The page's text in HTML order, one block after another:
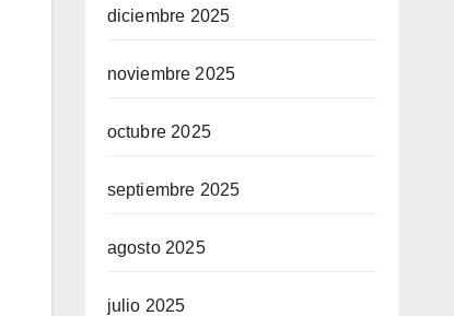
diciembre 2025
noviembre 2025
octubre 2025
septiembre 2025
agosto 2025
julio 2025